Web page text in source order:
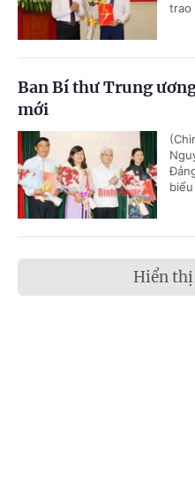
trao
Ban Bí thư Trung
mới
Hiển